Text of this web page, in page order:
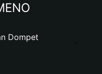
Dompet